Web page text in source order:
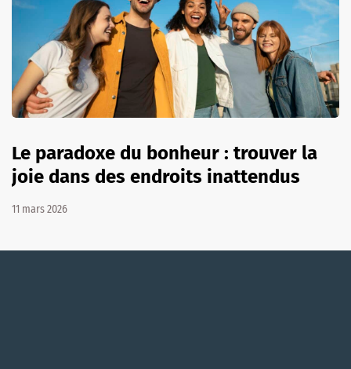
Le paradoxe du bonheur : trouver la
joie dans des endroits inattendus
11 mars 2026